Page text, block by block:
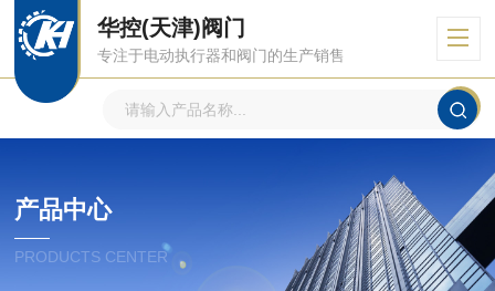
华控(天津)阀门
专注于电动执行器和阀门的生产销售
产品中心
PRODUCTS CENTER